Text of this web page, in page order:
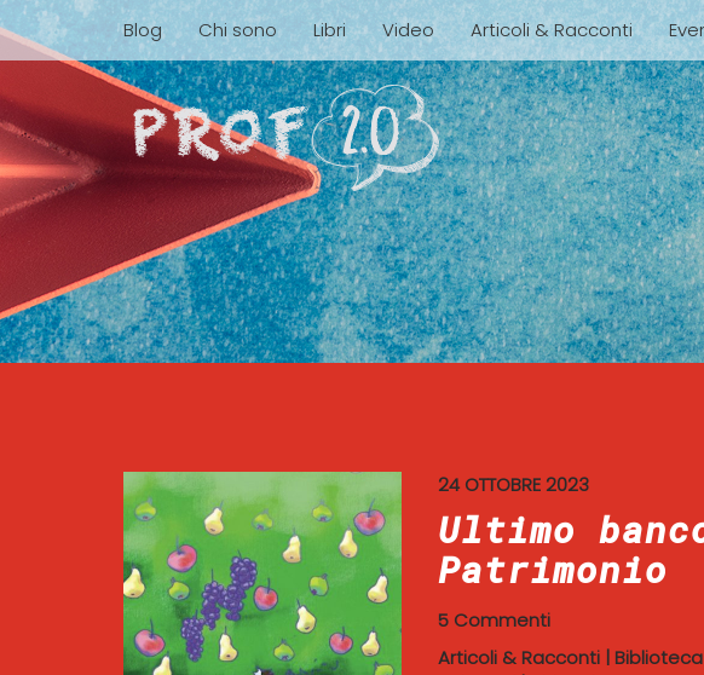
Blog Chi sono Libri Video Articoli & Racconti
24 OTTOBRE 2023
Ultimo
Patrimonio
5 Commenti
Articoli & Racconti| Biblioteca